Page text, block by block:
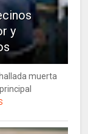
y
muerta